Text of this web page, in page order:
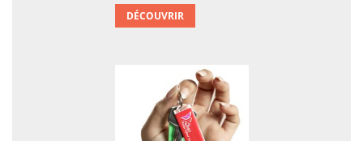
DÉCOUVRIR